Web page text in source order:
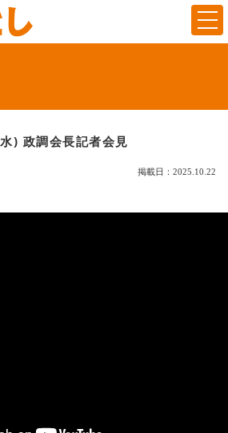
) 政調会長記者会見
掲載日：2025.10.22